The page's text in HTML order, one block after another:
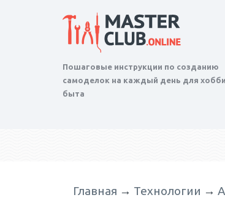
Пошаговые инструкции по созданию
самоделок на каждый день для
быта
Главная → Технологии →